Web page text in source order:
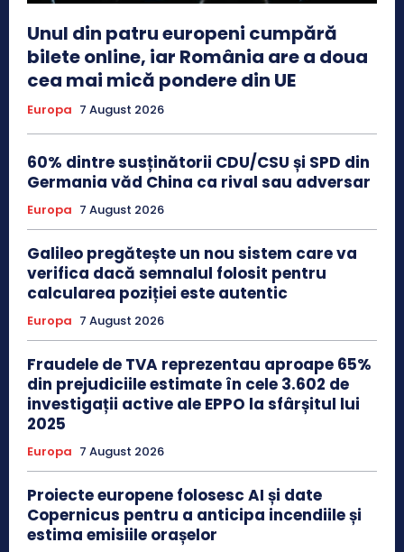
Unul din patru europeni cumpără
bilete online, iar România are a doua
cea mai mică pondere din UE
Europa 7 August 2026
60% dintre susținătorii CDU/CSU și SPD din
Germania văd China ca rival sau adversar
Europa 7 August 2026
Galileo pregătește un nou sistem care va
verifica dacă semnalul folosit pentru
calcularea poziției este autentic
Europa 7 August 2026
Fraudele de TVA reprezentau aproape 65%
din prejudiciile estimate în cele 3.602 de
investigații active ale EPPO la sfârșitul lui
2025
Europa 7 August 2026
Proiecte europene folosesc AI și date
Copernicus pentru a anticipa incendiile și
estima emisiile orașelor